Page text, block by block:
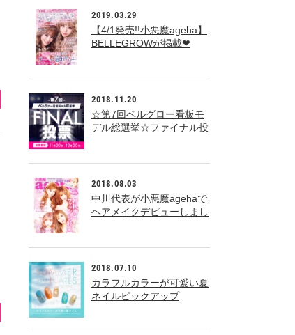
2019.03.29
【4/1発売!!小悪魔ageha】
BELLEGROWが掲載❤
2018.11.20
☆第7回ベルグロー看板モ
デル総選挙☆ファイナル投
2018.08.03
中川代表が小悪魔agehaで
ヘアメイクデビューしまし
2018.07.10
カラフルカラーが可愛い夏
ネイルピックアップ